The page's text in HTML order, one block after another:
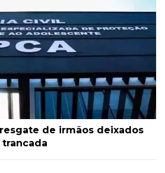
de irmãos deixados